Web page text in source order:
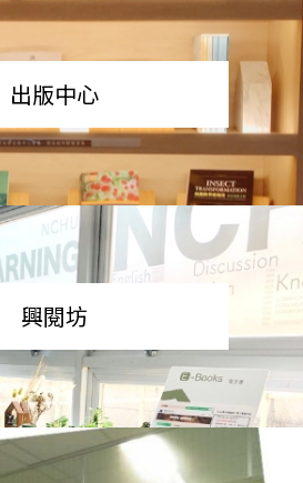
出版中心
興閱坊